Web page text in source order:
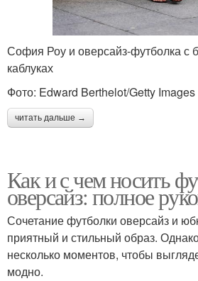
София Роу и оверсайз-футболка с
каблуках
Фото: Edward Berthelot/Getty Images
читать дальше →
Как и с чем носить
оверсайз: полное
Сочетание футболки оверсайз и
приятный и стильный образ.
несколько моментов, чтобы
модно.